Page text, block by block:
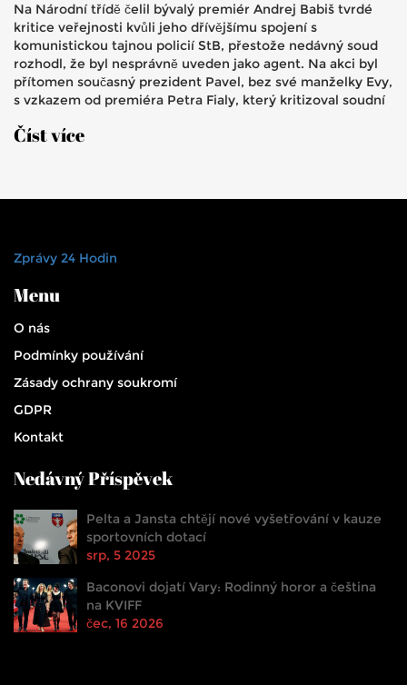
Na Národní třídě čelil bývalý premiér Andrej Babiš tvrdé
kritice veřejnosti kvůli jeho dřívějšímu spojení s
komunistickou tajnou policií StB, přestože nedávný soud
rozhodl, že byl nesprávně uveden jako agent. Na akci byl
přítomen současný prezident Pavel, bez své manželky Evy,
s vzkazem od premiéra Petra Fialy, který kritizoval soudní
dohody.
Číst více
Zprávy 24 Hodin
Menu
O nás
Podmínky používání
Zásady ochrany soukromí
GDPR
Kontakt
Nedávný Příspěvek
Pelta a Jansta chtějí nové vyšetřování v kauze
sportovních dotací
srp, 5 2025
Baconovi dojatí Vary: Rodinný horor a čeština
na KVIFF
čec, 16 2026